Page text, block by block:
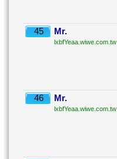
45 Mr.
lxbfYeaa.wiwe.com.tw
46 Mr.
lxbfYeaa.wiwe.com.tw